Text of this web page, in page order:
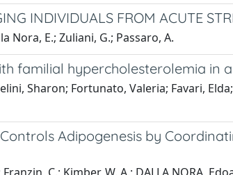
INDIVIDUALS FROM ACUTE
Nora, E.; Zuliani, G.; Passaro, A.
familial hypercholesterolemia in
Sharon; Fortunato, Valeria; Favari,
Adipogenesis by